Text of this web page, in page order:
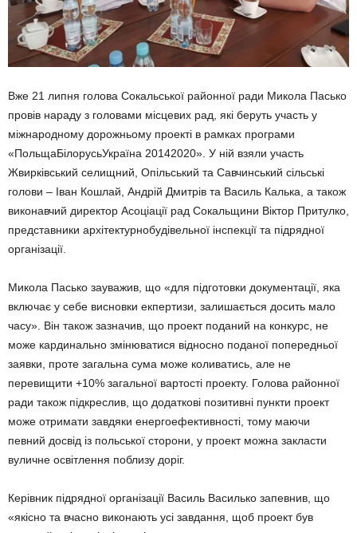
Вже 21 липня голова Сокальської районної ради Микола Пасько
провів нараду з головами місцевих рад, які беруть участь у
міжнародному дорожньому проекті в рамках програми
«ПольщаБілорусьУкраїна 20142020». У ній взяли участь
Жвирківський селищний, Опільський та Савчинський сільські
голови – Іван Кошлай, Андрій Дмитрів та Василь Калька, а також
виконавчий директор Асоціації рад Сокальщини Віктор Притулко,
представники архітектурнобудівельної інспекції та підрядної
організації.
Микола Пасько зауважив, що «для підготовки документації, яка
включає у себе висновки екпертизи, залишається досить мало
часу». Він також зазначив, що проект поданий на конкурс, не
може кардинально змінюватися відносно поданої попередньої
заявки, проте загальна сума може коливатись, але не
перевищити +10% загальної вартості проекту. Голова районної
ради також підкреслив, що додаткові позитивні пункти проект
може отримати завдяки енергоефективності, тому маючи
певний досвід із польської сторони, у проект можна закласти
вуличне освітлення поблизу доріг.
Керівник підрядної організації Василь Василько запевнив, що
«якісно та вчасно виконають усі завдання, щоб проект був